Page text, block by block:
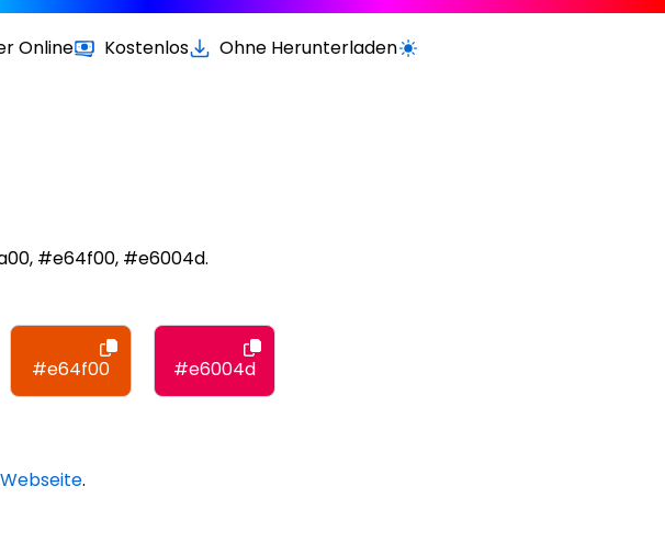
Online Kostenlos Ohne HerunterladenWechseln zur hellen / dunklen
#e64f00, #e6004d.
#e64f00 #e6004d
.